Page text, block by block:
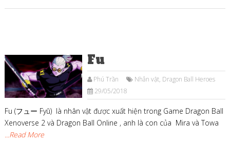
Fu
Phú Trần Nhân vật, Dragon Ball Heroes
29/05/2018
Fu (フュー Fyū) là nhân vật được xuất hiện trong Game Dragon Ball
Xenoverse 2 và Dragon Ball Online , anh là con của Mira và Towa
...Read More